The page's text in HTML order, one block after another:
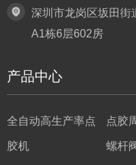
深圳市龙岗区坂田街
A1栋6层602房
产品中心
全自动高生产率点
胶机
点胶
螺杆